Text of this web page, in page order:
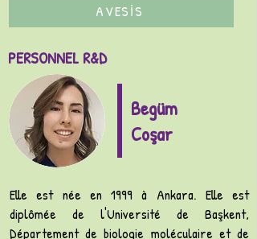
AVESİS
PERSONNEL R&D
Begüm
Coşar
Elle est née en 1999 à Ankara. Elle est
diplômée de l'Université de Başkent,
Département de biologie moléculaire et de